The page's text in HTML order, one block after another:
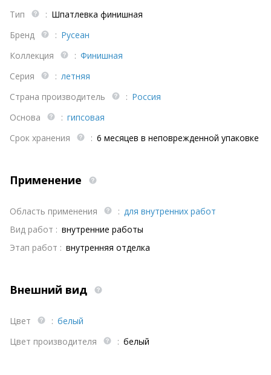
Тип
: Шпатлевка финишная
Бренд
: Русеан
Коллекция
: Финишная
Серия
: летняя
Страна производитель
: Россия
Основа
: гипсовая
Срок хранения
: 6 месяцев в неповрежденной упаковке
Применение
Область применения : для внутренних работ
Вид работ : внутренние работы
Этап работ : внутренняя отделка
Внешний вид
Цвет : белый
Цвет производителя
: белый